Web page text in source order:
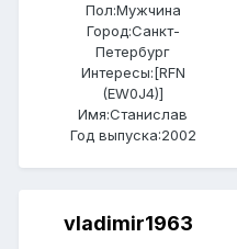
Пол:Мужчина
Город:Санкт-
Петербург
Интересы:[RFN
(EW0J4)]
Имя:Станислав
Год выпуска:2002
vladimir1963